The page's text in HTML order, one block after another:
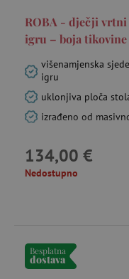
ROBA - dječji vrtni
igru – boja tikovine
višenamjenska
igru
uklonjiva ploča
izrađeno od
134,00 €
Nedostupno
Besplatna
dostava
cto_bundle